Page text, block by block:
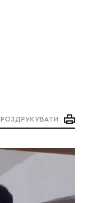
РОЗДРУКУВАТИ